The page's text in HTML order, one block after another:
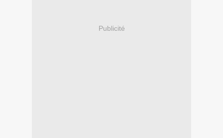
Publicité